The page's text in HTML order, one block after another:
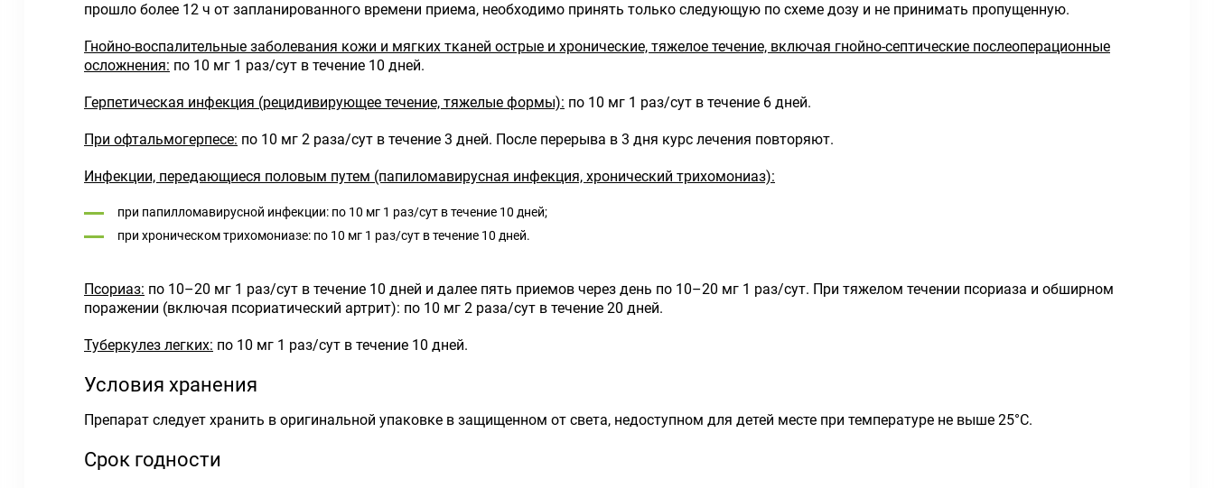
прошло более 12 ч от запланированного времени приема, необходимо принять только следующую по схеме дозу и не принимать пропущенную.
Гнойно-воспалительные заболевания кожи и мягких тканей острые и хронические, тяжелое течение, включая гнойно-септические послеоперационные
осложнения: по 10 мг 1 раз/сут в течение 10 дней.
Герпетическая инфекция (рецидивирующее течение, тяжелые формы): по 10 мг 1 раз/сут в течение 6 дней.
При офтальмогерпесе: по 10 мг 2 раза/сут в течение 3 дней. После перерыва в 3 дня курс лечения повторяют.
Инфекции, передающиеся половым путем (папиломавирусная инфекция, хронический трихомониаз):
при папилломавирусной инфекции: по 10 мг 1 раз/сут в течение 10 дней;
при хроническом трихомониазе: по 10 мг 1 раз/сут в течение 10 дней.
Псориаз: по 10–20 мг 1 раз/сут в течение 10 дней и далее пять приемов через день по 10–20 мг 1 раз/сут. При тяжелом течении псориаза и обширном
поражении (включая псориатический артрит): по 10 мг 2 раза/сут в течение 20 дней.
Туберкулез легких: по 10 мг 1 раз/сут в течение 10 дней.
Условия хранения
Препарат следует хранить в оригинальной упаковке в защищенном от света, недоступном для детей месте при температуре не выше 25°С.
Срок годности